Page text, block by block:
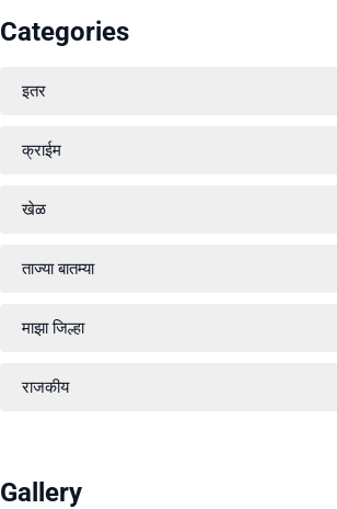
Categories
इतर
क्राईम
खेळ
ताज्या बातम्या
माझा जिल्हा
राजकीय
Gallery